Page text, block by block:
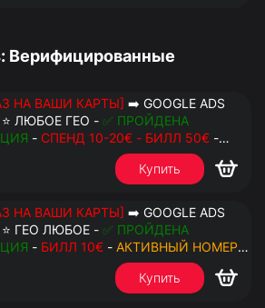
Верифицированные
НА ВАШИ КАРТЫ] ➡️ GOOGLE ADS
ЛЮБОЕ ГЕО - ✅ ПРОЙДЕНА
- СПЕНД 10-20€ - БИЛЛ 50€ -
НОМЕР ДЛЯ ПОВТОРНЫХ СМС-
КОДЫ
- РУЧНОЙ ФАРМ -
ПОЧТА С ДОСТУПОМ - ПЕРЕДАЧА В
Купить
НА ВАШИ КАРТЫ] ➡️ GOOGLE ADS
ГЕО ЛЮБОЕ - ✅ ПРОЙДЕНА
- БИЛЛ 10€ - АКТИВНЫЙ НОМЕР
2ФА И РЕЗЕРВНЫЕ КОДЫ
- РЕЗЕРВНАЯ ПОЧТА С
- ПЕРЕДАЧА В АНТИДЕТЕКТ
Купить